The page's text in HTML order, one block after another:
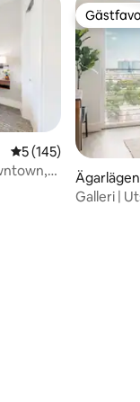
5 av 5 i
5 (145)
Galleri |